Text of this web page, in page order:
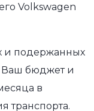
Volkswagen
и подержанных
Ваш бюджет и
в
транспорта.